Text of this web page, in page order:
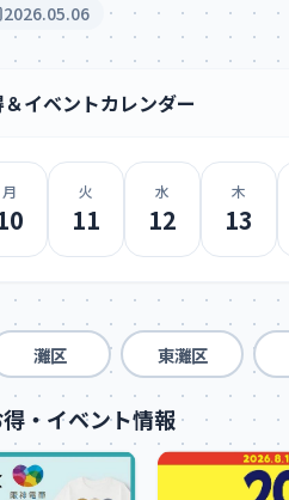
2026.05.06
イベントカレンダー
月 火
11
水
12
木
13
灘区 東灘区
・イベント情報